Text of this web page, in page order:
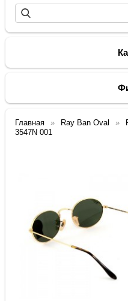
Главная Ray Ban Oval
3547N 001